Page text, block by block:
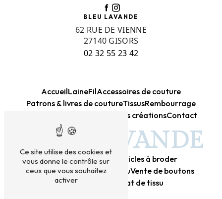
BLEU LAVANDE
62 RUE DE VIENNE
27140 GISORS
02 32 55 23 42
AccueilLaineFilAccessoires de couture
Patrons & livres de coutureTissusRembourrage
Mes créationsContact
BLEU LAVANDE
MercerieLaine Tissu
Articles à broder
Vente de laineVente de tissuVente de boutons
Achat de laine
Achat de tissu
Ce site utilise des cookies et
vous donne le contrôle sur
ceux que vous souhaitez
activer